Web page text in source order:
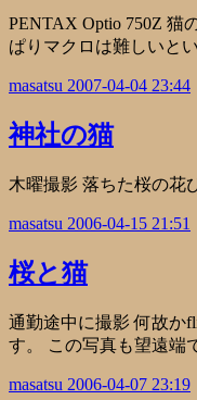
PENTAX Optio 750Z 猫
ぱりマクロは難しいと
masatsu 2007-04-04 23:44
神社の猫
木曜撮影 落ちた桜の花
masatsu 2006-04-15 21:51
桜と猫
通勤途中に撮影 何故か
す。 この写真も望遠端
masatsu 2006-04-07 23:19